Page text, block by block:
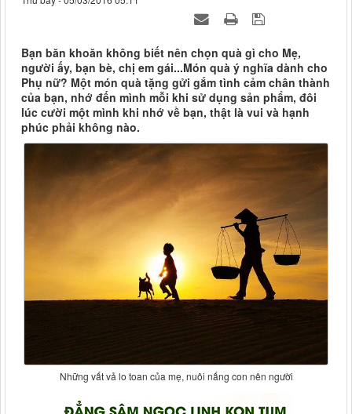
Bạn băn khoăn không biết nên chọn quà gì cho Mẹ,
người ấy, bạn bè, chị em gái...Món quà ý nghĩa dành cho
Phụ nữ? Một món quà tặng gửi gắm tình cảm chân thành
của bạn, nhớ đến mình mỗi khi sử dụng sản phẩm, đôi
lúc cười một mình khi nhớ về bạn, thật là vui và hạnh
phúc phải không nào.
Những vất vả lo toan của mẹ, nuôi nấng con nên người